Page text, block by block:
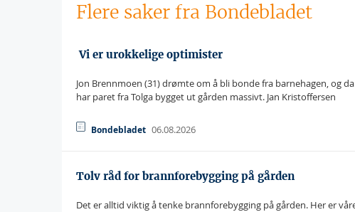
Flere saker fra Bondebladet
 Vi er urokkelige optimister
Jon Brennmoen (31) drømte om å bli bonde fra barnehagen, og
har paret fra Tolga bygget ut gården massivt. Jan Kristoffersen
Bondebladet 06.08.2026
Tolv råd for brannforebygging på gården
Det er alltid viktig å tenke brannforebygging på gården. Her er